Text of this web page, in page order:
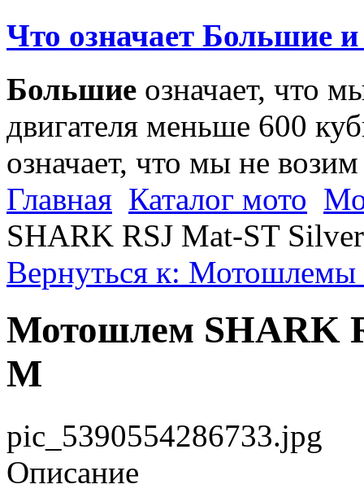
Что означает Большие
Большие означает, что
двигателя меньше 600
означает, что мы не
Главная Каталог мото
SHARK RSJ Mat-ST
Вернуться к: Мотошлемы
Мотошлем SHARK
M
pic_5390554286733.jpg
Описание